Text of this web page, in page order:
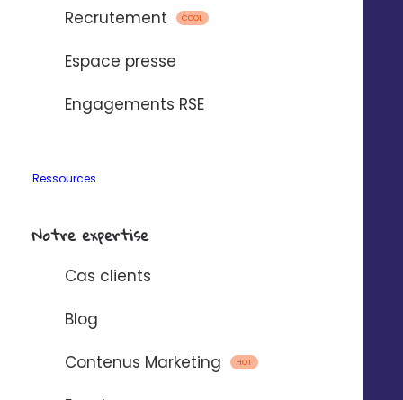
Recrutement
COOL
Espace presse
Engagements RSE
Ressources
Notre expertise
Cas clients
Blog
Contenus Marketing
HOT
ActiveCampaign
Excel